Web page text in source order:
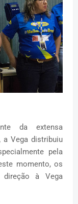
da extensa
a Vega distribuiu
pela
momento, os
à Vega